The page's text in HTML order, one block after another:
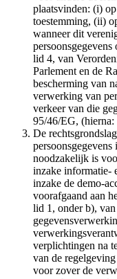
plaatsvinden: (i)
toestemming, (ii)
wanneer dit
lid 4, van
Parlement en de
bescherming van
verwerking van
verkeer van die
95/46/EG, (hierna:
De
noodzakelijk is
inzake informatie-
inzake de demo-
voorafgaand aan
lid 1, onder b),
verplichtingen na
van de
voor zover de